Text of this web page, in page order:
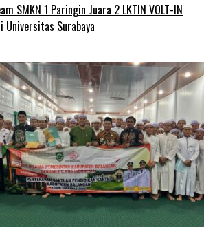
SMKN 1 Paringin Juara 2 LKTIN VOLT-IN
Universitas Surabaya